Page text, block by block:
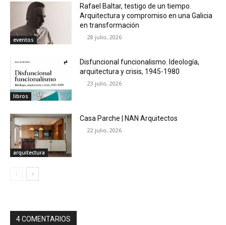
eventos
Rafael Baltar, testigo de un tiempo.
Arquitectura y compromiso en una Galicia
en transformación
28 julio, 2026
libros
Disfuncional funcionalismo. Ideología,
arquitectura y crisis, 1945-1980
23 julio, 2026
arquitectura
Casa Parche | NAN Arquitectos
22 julio, 2026
4 COMENTARIOS